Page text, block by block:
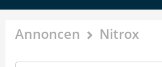
Annoncen Nitrox